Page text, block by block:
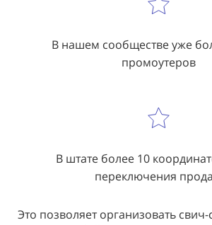
В нашем сообществе уже
промоутеров
В штате более 10
переключения
Это позволяет организовать